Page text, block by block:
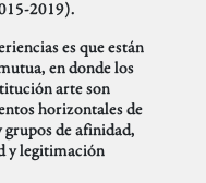
2019).
es que están
en donde los
arte son
horizontales de
grupos de afinidad,
y legitimación